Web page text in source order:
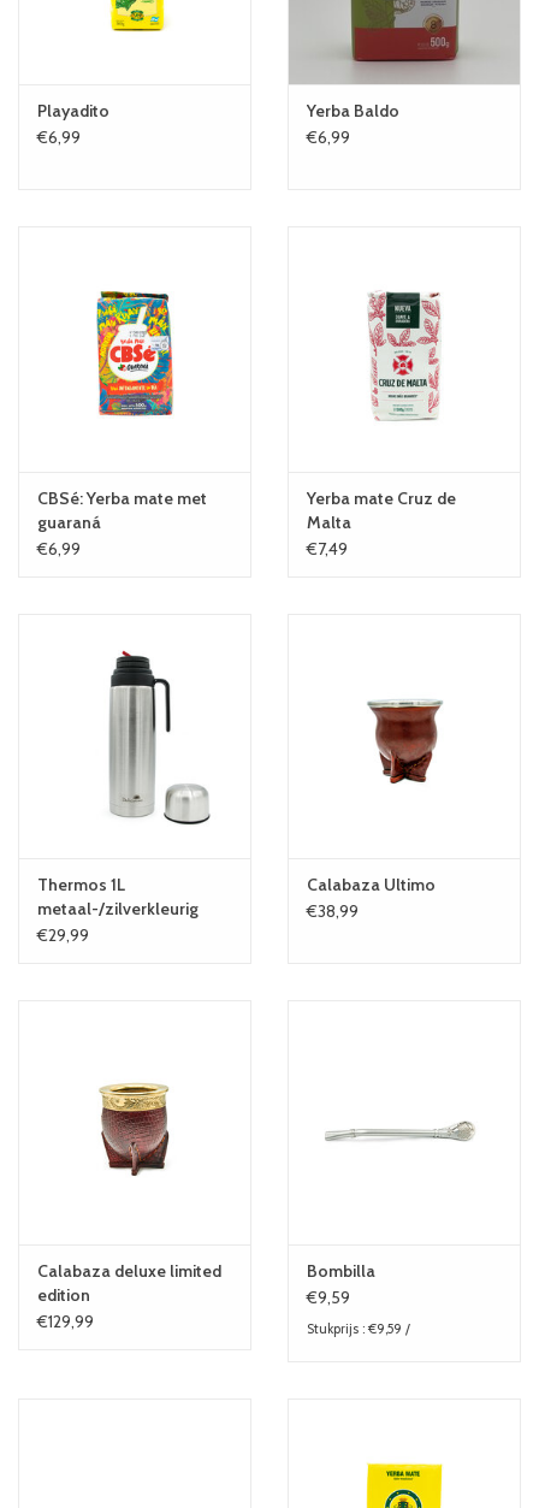
Playadito
€6,99
Yerba Baldo
€6,99
CBSé: Yerba mate met
guaraná
€6,99
Yerba mate Cruz de
Malta
€7,49
Thermos 1L
metaal-/zilverkleurig
€29,99
Calabaza Ultimo
€38,99
Calabaza deluxe limited
edition
€129,99
Bombilla
€9,59
Stukprijs : €9,59 /